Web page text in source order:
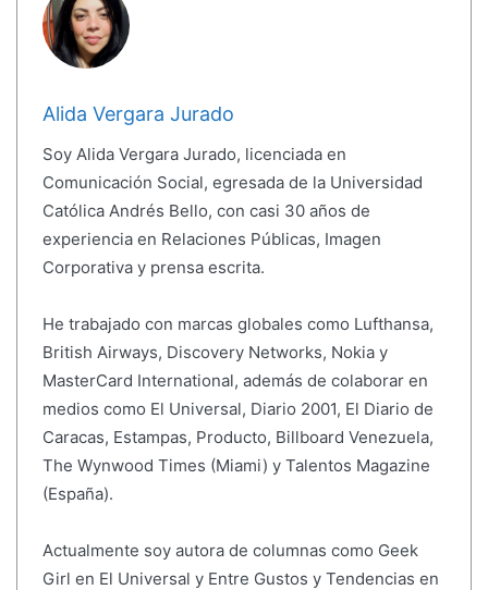
Alida Vergara Jurado
Soy Alida Vergara Jurado, licenciada en
Comunicación Social, egresada de la Universidad
Católica Andrés Bello, con casi 30 años de
experiencia en Relaciones Públicas, Imagen
Corporativa y prensa escrita.
He trabajado con marcas globales como Lufthansa,
British Airways, Discovery Networks, Nokia y
MasterCard International, además de colaborar en
medios como El Universal, Diario 2001, El Diario de
Caracas, Estampas, Producto, Billboard Venezuela,
The Wynwood Times (Miami) y Talentos Magazine
(España).
Actualmente soy autora de columnas como Geek
Girl en El Universal y Entre Gustos y Tendencias en